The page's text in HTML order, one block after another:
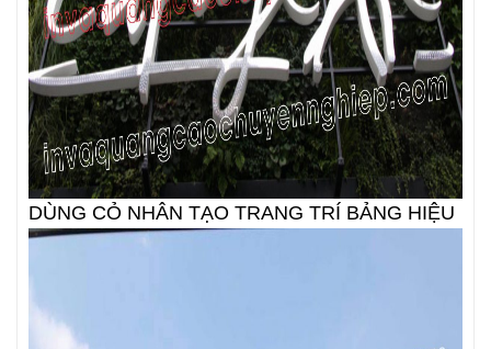
DÙNG CỎ NHÂN TẠO TRANG TRÍ BẢNG HIỆU